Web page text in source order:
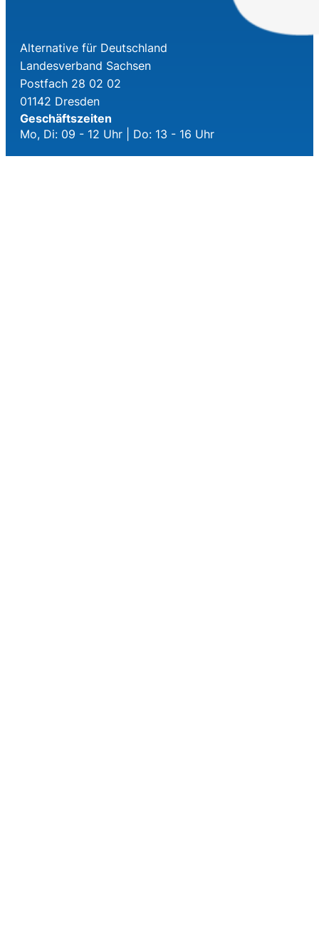
Alternative für Deutschland
Landesverband Sachsen
Postfach 28 02 02
01142 Dresden
Geschäftszeiten
Mo, Di: 09 - 12 Uhr | Do: 13 - 16 Uhr